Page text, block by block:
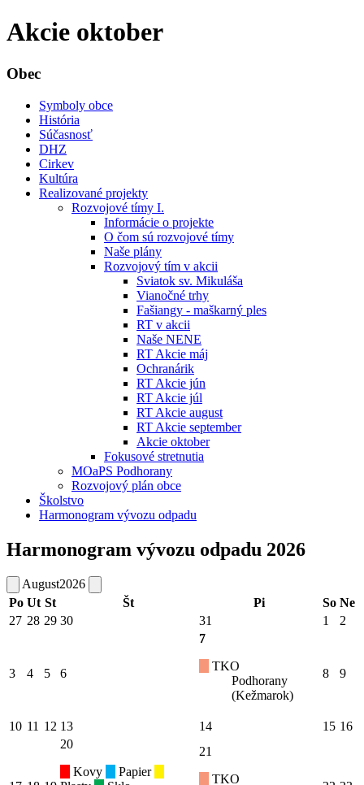
Akcie oktober
Obec
Symboly obce
História
Súčasnosť
DHZ
Cirkev
Kultúra
Realizované projekty
Rozvojové tímy I.
Informácie o projekte
O čom sú rozvojové tímy
Naše plány
Rozvojový tím v akcii
Sviatok sv. Mikuláša
Vianočné trhy
Fašiangy - maškarný ples
RT v akcii
Naše NENE
RT Akcie máj
Ochranárik
RT Akcie jún
RT Akcie júl
RT Akcie august
RT Akcie september
Akcie oktober
Fokusové stretnutia
MOaPS Podhorany
Rozvojový plán obce
Školstvo
Harmonogram vývozu odpadu
Harmonogram vývozu odpadu 2026
August2026
Po Ut St Št Pi So Ne
27 28 29 30 31 1 2
3 4 5 6
7
TKO
Podhorany
(Kežmarok)
8 9
10 11 12 13 14 15 16
20
Kovy
Papier
21
TKO